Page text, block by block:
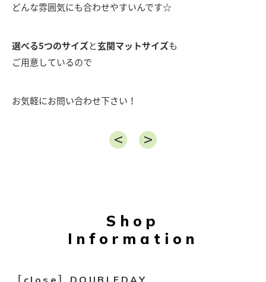
どんな雰囲気にも合わせやすいんです☆
選べる5つのサイズと玄関マットサイズも
ご用意しているので
お気軽にお問い合わせ下さい！
Shop
Information